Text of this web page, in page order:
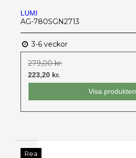
LUMI
AG-780SGN2713
3-6 veckor
279,00 kr.
223,20 kr.
Visa produkten
Rea